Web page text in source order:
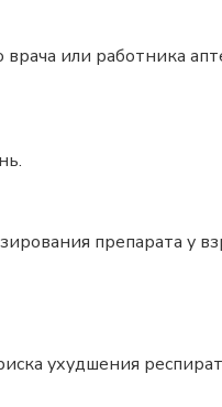
или работника
препарата у
ухудшения